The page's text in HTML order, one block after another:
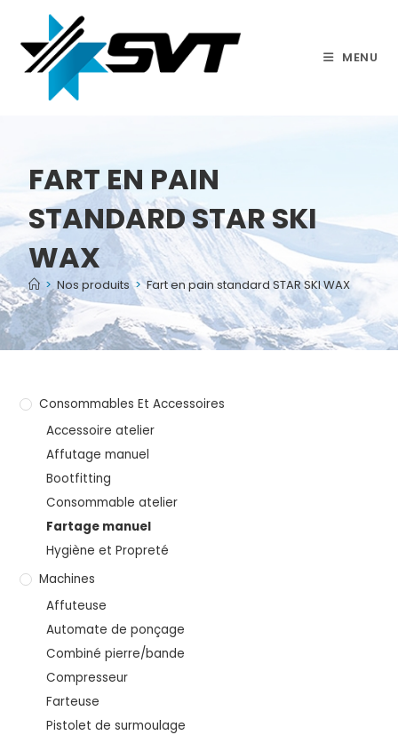
content
MENU
FART EN PAIN
STANDARD STAR SKI
WAX
> Nos produits > Fart en pain standard STAR SKI WAX
Consommables Et Accessoires
Accessoire atelier
Affutage manuel
Bootfitting
Consommable atelier
Fartage manuel
Hygiène et Propreté
Machines
Affuteuse
Automate de ponçage
Combiné pierre/bande
Compresseur
Farteuse
Pistolet de surmoulage